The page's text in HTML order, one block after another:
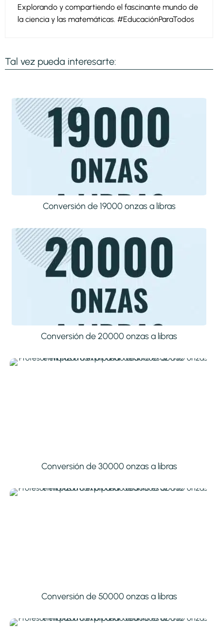
Explorando y compartiendo el fascinante mundo de
la ciencia y las matemáticas. #EducaciónParaTodos
Tal vez pueda interesarte:
Conversión de 19000 onzas a libras
Conversión de 20000 onzas a libras
Conversión de 30000 onzas a libras
Conversión de 50000 onzas a libras